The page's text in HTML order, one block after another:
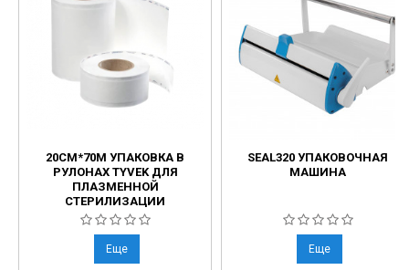
20СМ*70М УПАКОВКА В
РУЛОНАХ TYVEK ДЛЯ
ПЛАЗМЕННОЙ
СТЕРИЛИЗАЦИИ
Еще
SEAL320 УПАКОВОЧНАЯ
МАШИНА
Еще